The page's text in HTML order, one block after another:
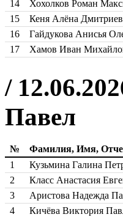
14
Хохолков Роман
15
Кеня Алёна
16
Гайдукова Анисья
17
Хамов Иван
/
Павел
№ Фамилия, Имя,
1
Кузьмина Галина
2
Класс Анастасия
3
Аристова Надежда
4
Кичёва Виктория